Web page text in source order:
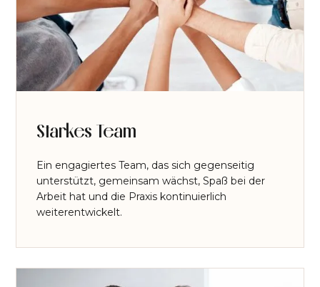
Starkes Team
Ein engagiertes Team, das sich gegenseitig
unterstützt, gemeinsam wächst, Spaß bei der
Arbeit hat und die Praxis kontinuierlich
weiterentwickelt.